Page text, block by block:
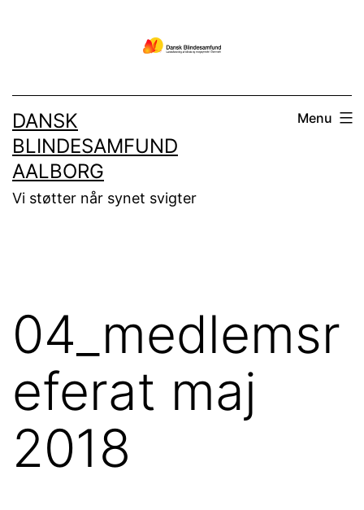
DANSK
BLINDESAMFUND
AALBORG
Vi støtter når synet svigter
Menu
04_medlemsr
eferat maj
2018